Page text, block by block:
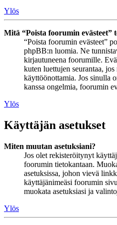
Ylös
Mitä “Poista foorumin evästeet”
“Poista foorumin evästeet”
phpBB:n luomia. Ne
kirjautuneena foorumille.
kuten luettujen seurantaa,
käyttöönottamia. Jos sinulla
kanssa ongelmia, foorumin
Ylös
Käyttäjän asetukset
Miten muutan asetuksiani?
Jos olet rekisteröitynyt
foorumin tietokantaan.
asetuksissa, johon vievä
käyttäjänimeäsi foorumin
muokata asetuksiasi ja
Ylös